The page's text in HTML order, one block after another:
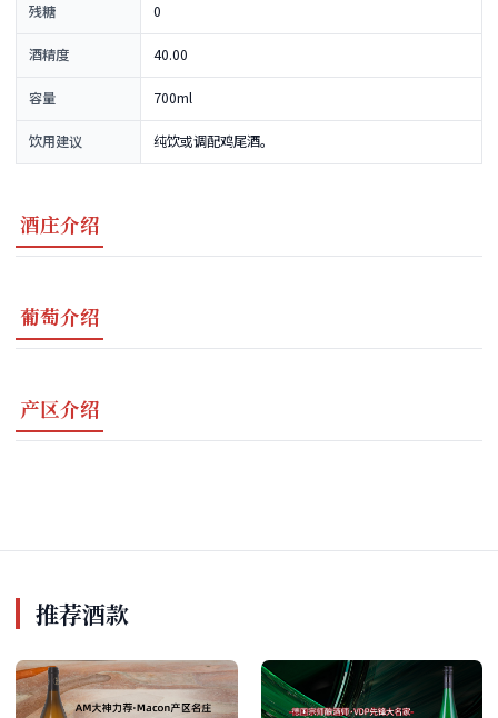
残糖 0
酒精度 40.00
容量 700ml
饮用建议 纯饮或调配鸡尾酒。
酒庄介绍
葡萄介绍
产区介绍
推荐酒款